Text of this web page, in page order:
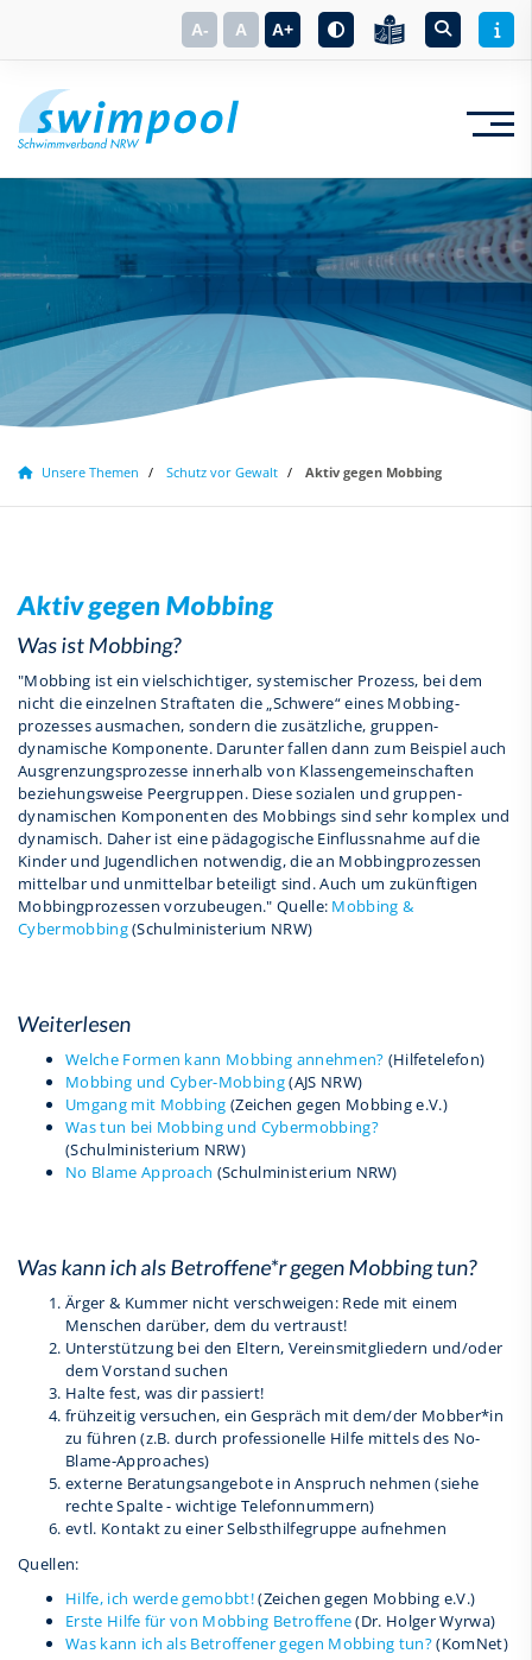
A- A A+
Suchbegriff eingeben
Unsere Themen Schutz vor Gewalt Aktiv gegen Mobbing
Aktiv gegen Mobbing
Was ist Mobbing?
"Mobbing ist ein viel­schichtiger, systemischer Prozess, bei dem
nicht die einzelnen Straf­taten die „Schwere“ eines Mobbing­
prozesses ausmachen, sondern die zusätzliche, gruppen­
dynamische Komponente. Darunter fallen dann zum Beispiel auch
Ausgrenzungs­prozesse inner­halb von Klassen­gemeinschaften
beziehungs­weise Peer­gruppen. Diese sozialen und gruppen­
dynamischen Komponenten des Mobbings sind sehr komplex und
dynamisch. Daher ist eine pädagogische Einfluss­nahme auf die
Kinder und Jugend­lichen notwendig, die an Mobbing­prozessen
mittel­bar und unmittel­bar beteiligt sind. Auch um zukünftigen
Mobbing­prozessen vorzubeugen." Quelle: Mobbing &
Cybermobbing(Schulministerium NRW)
Weiterlesen
Welche Formen kann Mobbing annehmen? (Hilfetelefon)
Mobbing und Cyber-Mobbing(AJS NRW)
Umgang mit Mobbing (Zeichen gegen Mobbing e.V.)
Was tun bei Mobbing und Cybermobbing?
(Schulministerium NRW)
No Blame Approach (Schulministerium NRW)
Was kann ich als Betroffene*r gegen Mobbing tun?
Ärger & Kummer nicht verschweigen: Rede mit einem
Menschen darüber, dem du vertraust!
Unterstützung bei den Eltern, Vereinsmitgliedern und/oder
dem Vorstand suchen
Halte fest, was dir passiert!
frühzeitig versuchen, ein Gespräch mit dem/der Mobber*in
zu führen (z.B. durch professionelle Hilfe mittels des No-
Blame-Approaches)
externe Beratungsangebote in Anspruch nehmen (siehe
rechte Spalte - wichtige Telefonnummern)
evtl. Kontakt zu einer Selbsthilfegruppe aufnehmen
Quellen:
Hilfe, ich werde gemobbt!(Zeichen gegen Mobbing e.V.)
Erste Hilfe für von Mobbing Betroffene(Dr. Holger Wyrwa)
Was kann ich als Betroffener gegen Mobbing tun?(KomNet)